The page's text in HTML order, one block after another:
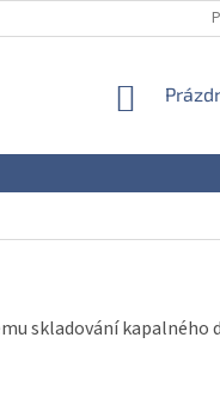
skladování kapalného